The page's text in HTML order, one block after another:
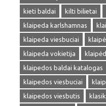
kieti baldai
kilti bilietai
klaipeda karlshamnas
klaipeda viesbuciai
klaipeda vokietija
klaipedos baldai katalogas
klaipedos viesbuciai
klaipedos viesbutis